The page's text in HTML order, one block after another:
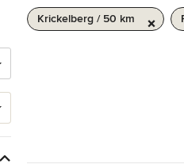
Krickelberg / 50 km